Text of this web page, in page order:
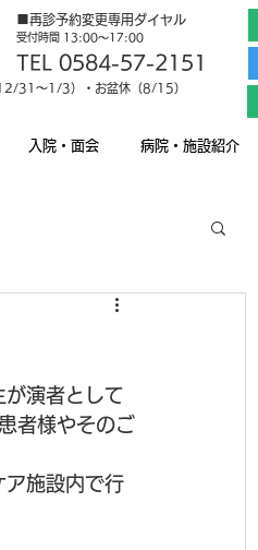
■再診予約変更専用ダイヤル
受付時間 13:00～17:00
TEL 0584-57-2151
12/31～1/3）・お盆休（8/15）
入院・面会 病院・施設紹介
演者として
者様やそのご
施設内で行